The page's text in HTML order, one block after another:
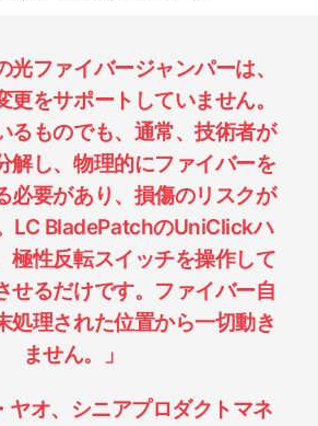
光ファイバージャンパーは、
更をサポートしていません。
るものでも、通常、技術者が
解し、物理的にファイバーを
必要があり、損傷のリスクが
LC BladePatchのUniClickハ
極性反転スイッチを操作して
せるだけです。ファイバー自
処理された位置から一切動き
ません。」
ヤオ、シニアプロダクトマネ